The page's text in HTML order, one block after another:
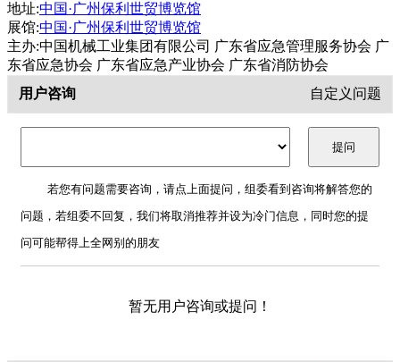
地址:中国·广州保利世贸博览馆
展馆:中国·广州保利世贸博览馆
主办:中国机械工业集团有限公司 广东省应急管理服务协会 广
东省应急协会 广东省应急产业协会 广东省消防协会
用户咨询
自定义问题
若您有问题需要咨询，请点上面提问，组委看到咨询将解答您的
问题，若组委不回复，我们将取消推荐并设为冷门信息，同时您的提
问可能帮得上全网别的朋友
暂无用户咨询或提问！